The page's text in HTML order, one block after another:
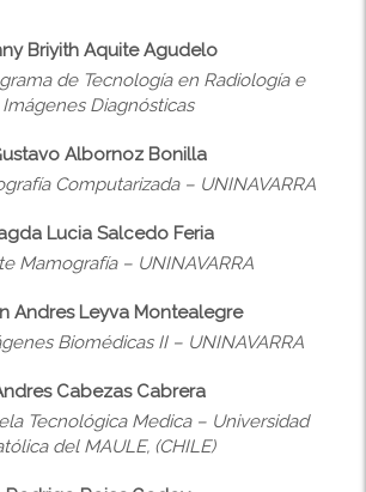
Briyith Aquite Agudelo
de Tecnología en Radiología e
Imágenes Diagnósticas
Albornoz Bonilla
Computarizada – UNINAVARRA
Lucia Salcedo Feria
Mamografía – UNINAVARRA
Andres Leyva Montealegre
Biomédicas II – UNINAVARRA
Cabezas Cabrera
Tecnológica Medica – Universidad
del MAULE, (CHILE)